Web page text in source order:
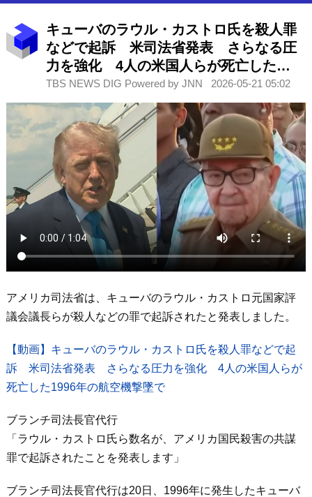
キューバのラウル・カストロ氏を殺人罪
などで起訴 米司法省発表 さらなる圧
力を強化 4人の米国人らが死亡した
1996年の航空機撃墜で
TBS NEWS DIG Powered by JNN 2026-05-21 05:02
アメリカ司法省は、キューバのラウル・カストロ元国家評
議会議長らが殺人などの罪で起訴されたと発表しました。
【動画】キューバのラウル・カストロ氏を殺人罪などで起
訴 米司法省発表 さらなる圧力を強化 4人の米国人らが
死亡した1996年の航空機撃墜で
ブランチ司法長官代行
「ラウル・カストロ氏ら数名が、アメリカ国民殺害の共謀
罪で起訴されたことを発表します」
ブランチ司法長官代行は20日、1996年に発生したキューバ